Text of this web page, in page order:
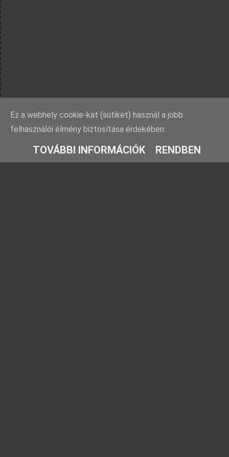
Ez a webhely cookie-kat (sütiket) használ a jobb
felhasználói élmény biztosítása érdekében.
TOVÁBBI INFORMÁCIÓK RENDBEN